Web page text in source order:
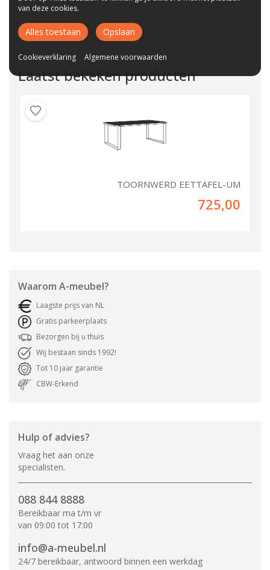
Laatst bekeken producten
TOORNWERD EETTAFEL-UM
725,00
Waarom A-meubel?
Laagste prijs van NL
Gratis parkeerplaats
Bezorgen bij u thuis
Wij bestaan sinds 1992!
Tot 10 jaar garantie
CBW-Erkend
Hulp of advies?
Vraag het aan onze
specialisten.
088 844 8888
Bereikbaar ma t/m vr
van 09:00 tot 17:00
info@a-meubel.nl
24/7 bereikbaar, antwoord binnen een werkdag
van deze cookies.
Alles toestaan Opslaan
Cookieverklaring Algemene voorwaarden